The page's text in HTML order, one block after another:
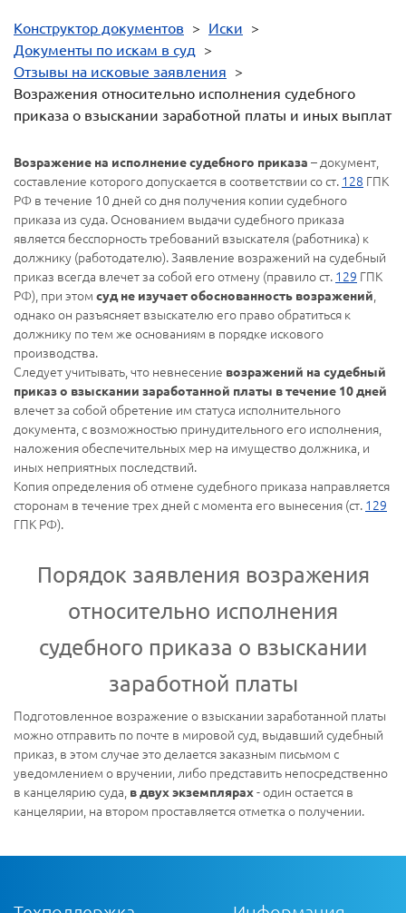
Конструктор документов > Иски >
Документы по искам в суд >
Отзывы на исковые заявления >
Возражения относительно исполнения судебного
приказа о взыскании заработной платы и иных выплат
Возражение на исполнение судебного приказа – документ,
составление которого допускается в соответствии со ст. 128 ГПК
РФ в течение 10 дней со дня получения копии судебного
приказа из суда. Основанием выдачи судебного приказа
является бесспорность требований взыскателя (работника) к
должнику (работодателю). Заявление возражений на судебный
приказ всегда влечет за собой его отмену (правило ст. 129 ГПК
РФ), при этом суд не изучает обоснованность возражений,
однако он разъясняет взыскателю его право обратиться к
должнику по тем же основаниям в порядке искового
производства.
Следует учитывать, что невнесение возражений на судебный
приказ о взыскании заработанной платы в течение 10 дней
влечет за собой обретение им статуса исполнительного
документа, с возможностью принудительного его исполнения,
наложения обеспечительных мер на имущество должника, и
иных неприятных последствий.
Копия определения об отмене судебного приказа направляется
сторонам в течение трех дней с момента его вынесения (ст. 129
ГПК РФ).
Порядок заявления возражения
относительно исполнения
судебного приказа о взыскании
заработной платы
Подготовленное возражение о взыскании заработанной платы
можно отправить по почте в мировой суд, выдавший судебный
приказ, в этом случае это делается заказным письмом с
уведомлением о вручении, либо представить непосредственно
в канцелярию суда, в двух экземплярах- один остается в
канцелярии, на втором проставляется отметка о получении.